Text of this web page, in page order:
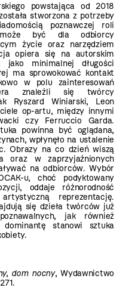
powstająca od 2018
stworzona z potrzeby
poznawczej roli
być dla odbiorcy
życie oraz narzędziem
opiera się na autorskim
minimalnej długości
ma sprowokować kontakt
w polu zainteresowań
znaleźli się twórcy
Ryszard Winiarski, Leon
op-artu, między innymi
czy Ferruccio Garda.
powinna być oglądana,
wpłynęło na ustalenie
Obrazy na co dzień wiszą
oraz w zaprzyjaźnionych
na odbiorców. Wybór
u, choć podyktowany
oddaje różnorodność
reprezentację.
się dzieła twórców już
jak również
stanowi sztuka
dom nocny, Wydawnictwo